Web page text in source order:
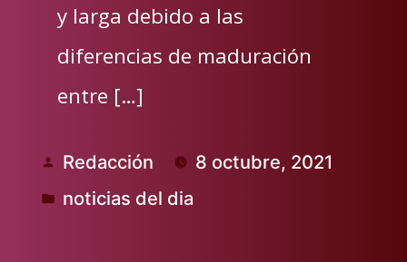
y larga debido a las
diferencias de maduración
entre […]
Publicado
por
Redacción 8 octubre, 2021
Publicado
noticias del dia